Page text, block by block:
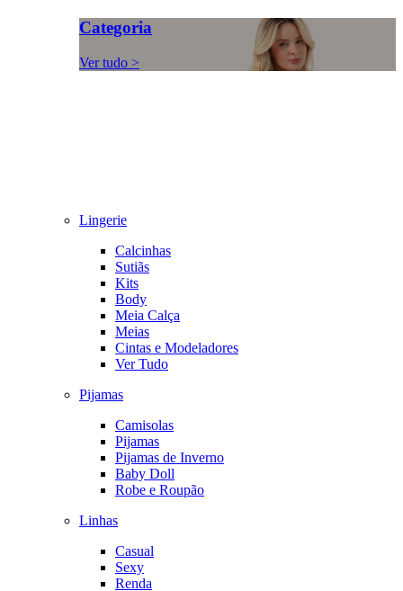
Categoria
Ver tudo >
Lingerie
Calcinhas
Sutiãs
Kits
Body
Meia Calça
Meias
Cintas e Modeladores
Ver Tudo
Pijamas
Camisolas
Pijamas
Pijamas de Inverno
Baby Doll
Robe e Roupão
Linhas
Casual
Sexy
Renda